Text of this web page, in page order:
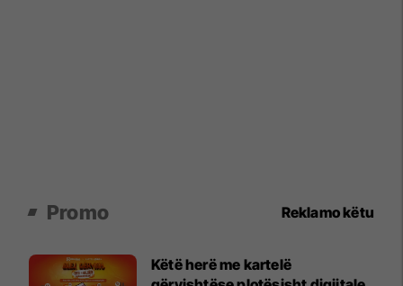
Promo Reklamo këtu
Këtë herë me kartelë